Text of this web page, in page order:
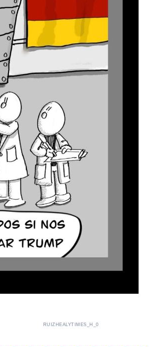
RUIZHEALYTIMES_H_0